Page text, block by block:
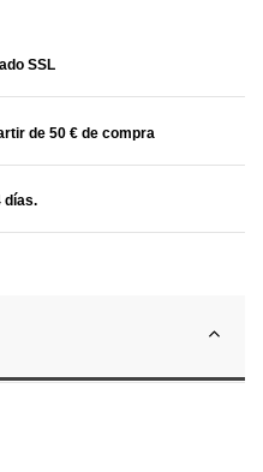
SSL
de 50 € de compra
días.